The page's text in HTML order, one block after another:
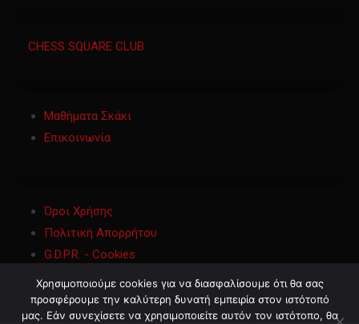
CHESS SQUARE CLUB
Μαθήματα Σκάκι
Επικοινωνία
Όροι Χρήσης
Πολιτική Απορρήτου
G.D.P.R. - Cookies
Χρησιμοποιούμε cookies για να διασφαλίσουμε ότι θα σας
προσφέρουμε την καλύτερη δυνατή εμπειρία στον ιστότοπό
μας. Εάν συνεχίσετε να χρησιμοποιείτε αυτόν τον ιστότοπο, θα